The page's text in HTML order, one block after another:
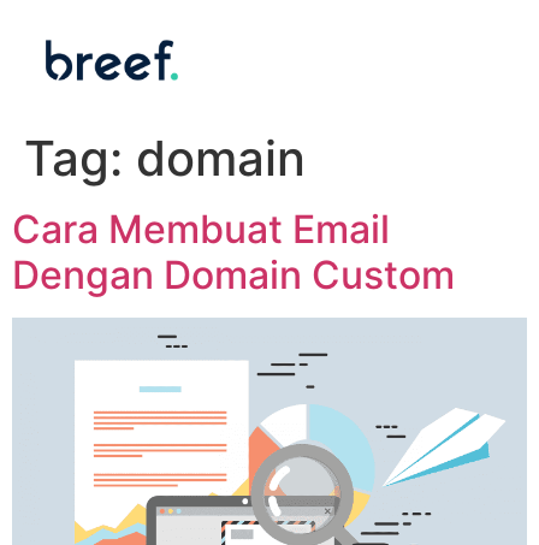
Tag: domain
Cara Membuat Email
Dengan Domain Custom